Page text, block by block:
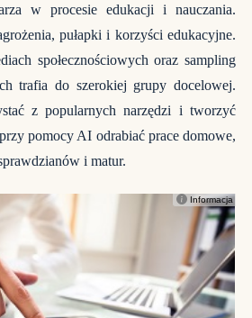
w procesie edukacji i nauczania.
pułapki i korzyści edukacyjne.
społecznościowych oraz sampling
trafia do szerokiej grupy docelowej.
z popularnych narzędzi i tworzyć
pomocy AI odrabiać prace domowe,
i matur.